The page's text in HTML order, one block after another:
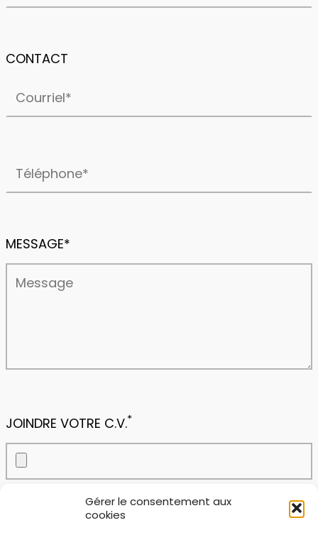
Gérer le consentement aux
cookies
CONTACT
MESSAGE*
JOINDRE VOTRE C.V.*